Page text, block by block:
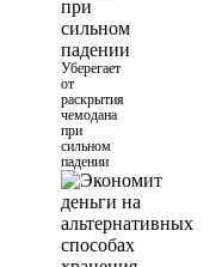
Уберегает
от
раскрытия
чемодана
при
сильном
падении